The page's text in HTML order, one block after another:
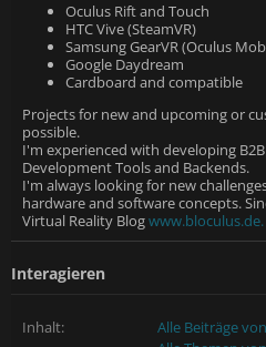
Oculus Rift and Touch
HTC Vive (SteamVR)
Samsung GearVR (Oculus
Google Daydream
Cardboard and compatible
Projects for new and upcoming or
possible.
I'm experienced with developing
Development Tools and Backends.
I'm always looking for new
hardware and software concepts.
Virtual Reality Blogwww.bloculus.de.
Interagieren
Inhalt:
Alle Beiträge